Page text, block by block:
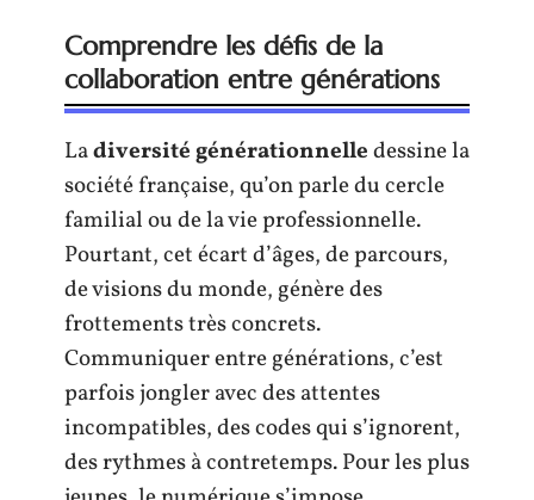
Comprendre les défis de la
collaboration entre générations
Ladiversité générationnelledessine la
société française, qu’on parle du cercle
familial ou de la vie professionnelle.
Pourtant, cet écart d’âges, de parcours,
de visions du monde, génère des
frottements très concrets.
Communiquer entre générations, c’est
parfois jongler avec des attentes
incompatibles, des codes qui s’ignorent,
des rythmes à contretemps. Pour les plus